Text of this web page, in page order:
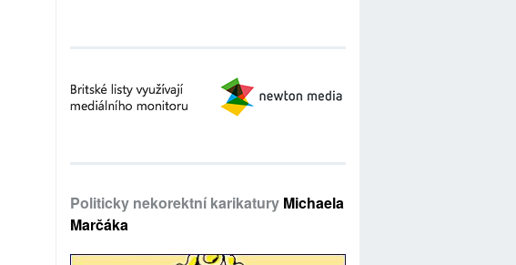
Politicky nekorektní karikatury Michaela
Marčáka